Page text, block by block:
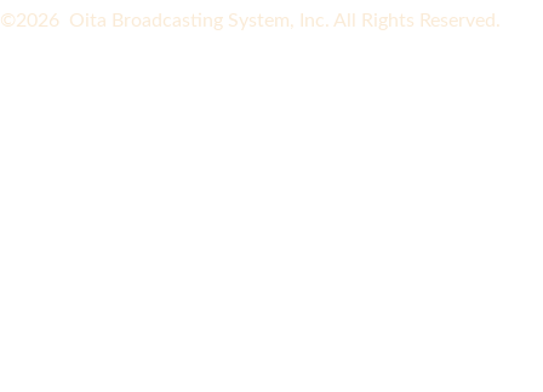
©2026 Oita Broadcasting System, Inc. All Rights Reserved.